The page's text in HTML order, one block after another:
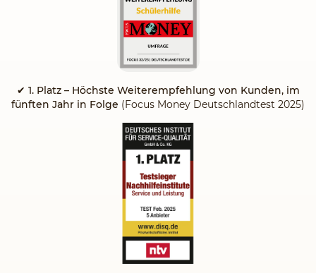
✔ 1. Platz – Höchste Weiterempfehlung von Kunden, im
fünften Jahr in Folge (Focus Money Deutschlandtest 2025)